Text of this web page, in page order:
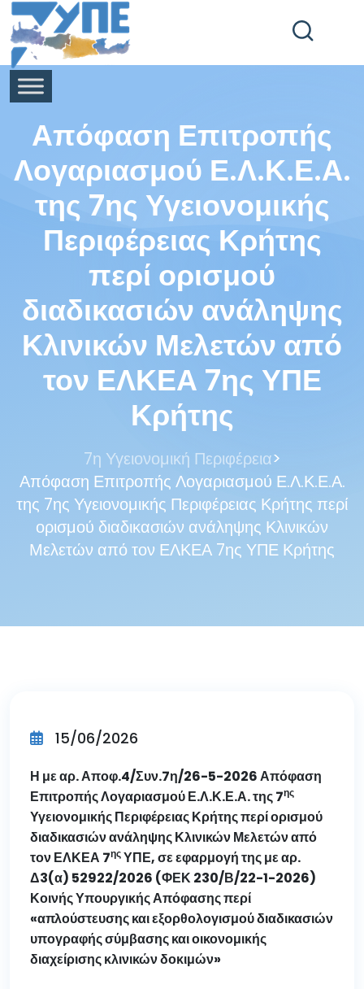
End Header Section -->
Απόφαση Επιτροπής
Λογαριασμού Ε.Λ.Κ.Ε.Α.
της 7ης Υγειονομικής
Περιφέρειας Κρήτης
περί ορισμού
διαδικασιών ανάληψης
Κλινικών Μελετών από
τον ΕΛΚΕΑ 7ης ΥΠΕ
Κρήτης
7η Υγειονομική Περιφέρεια>
Απόφαση Επιτροπής Λογαριασμού Ε.Λ.Κ.Ε.Α.
της 7ης Υγειονομικής Περιφέρειας Κρήτης περί
ορισμού διαδικασιών ανάληψης Κλινικών
Μελετών από τον ΕΛΚΕΑ 7ης ΥΠΕ Κρήτης
15/06/2026
Η με αρ. Αποφ.4/Συν.7η/26-5-2026 Απόφαση
Επιτροπής Λογαριασμού Ε.Λ.Κ.Ε.Α. της 7ης
Υγειονομικής Περιφέρειας Κρήτης περί ορισμού
διαδικασιών ανάληψηςΚλινικών Μελετών από
τον ΕΛΚΕΑ 7ηςΥΠΕ,σε εφαρμογήτηςμε αρ.
Δ3(α) 52922/2026 (ΦΕΚ 230/Β/22-1-2026)
Κοινής Υπουργικής Απόφασης περί
«απλούστευσης και εξορθολογισμού διαδικασιών
υπογραφής σύμβασης και οικονομικής
διαχείρισης κλινικών δοκιμών»